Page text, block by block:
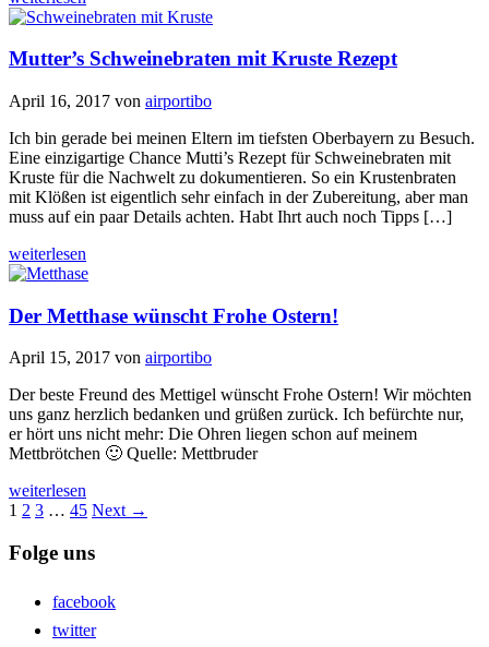
Mutter’s Schweinebraten mit Kruste Rezept
April 16, 2017 von airportibo
Ich bin gerade bei meinen Eltern im tiefsten Oberbayern zu Besuch.
Eine einzigartige Chance Mutti’s Rezept für Schweinebraten mit
Kruste für die Nachwelt zu dokumentieren. So ein Krustenbraten
mit Klößen ist eigentlich sehr einfach in der Zubereitung, aber man
muss auf ein paar Details achten. Habt Ihrt auch noch Tipps […]
weiterlesen
Der Metthase wünscht Frohe Ostern!
April 15, 2017 von airportibo
Der beste Freund des Mettigel wünscht Frohe Ostern! Wir möchten
uns ganz herzlich bedanken und grüßen zurück. Ich befürchte nur,
er hört uns nicht mehr: Die Ohren liegen schon auf meinem
Mettbrötchen 🙂 Quelle: Mettbruder
weiterlesen
1 2 3 … 45 Next →
Folge uns
facebook
twitter